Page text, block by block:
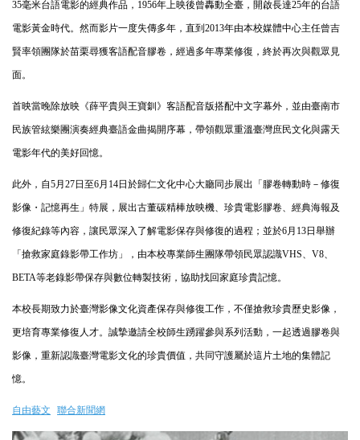
35毫米台語電影的經典作品， 1956年上映後曾轟動全臺，開啟長達25年的台語
電影黃金時代。然而影片一度失傳多年，直到 2013年由本校媒體中心主任曾吉
賢率領團隊於苗栗尋獲客語配音膠卷，經過多年專業修復，終於再次與觀眾見
面。
首映當晚除放映《薛平貴與王寶釧》客語配音版搭配中文字幕外，並由臺南市
民族管絃樂團演奏經典臺語金曲揭開序幕，帶領觀眾重溫臺灣庶民文化與露天
電影年代的美好回憶。
此外，自5月 27日至6月 14日於歸仁文化中心大廳同步展出「膠卷轉動時－修復
影像・記憶再生」特展，展出古董碳精棒放映機、珍貴電影膠卷、經典海報及
修復紀錄等內容，讓民眾深入了解電影保存與修復的過程；並於6月 13日舉辦
「搶救家庭錄影帶工作坊」，由本校專業師生團隊帶領民眾認識VHS、 V8、
BETA等老錄影帶保存與數位轉製技術，協助找回家庭珍貴記憶。
本校長期致力於臺灣影像文化資產保存與修復工作，不僅搶救珍貴歷史影像，
更培育專業修復人才。誠摯邀請全校師生踴躍參與系列活動，一起透過膠卷與
影像，重新認識臺灣電影文化的珍貴價值，共同守護屬於這片土地的集體記
憶。
自由藝文 聯合新聞網